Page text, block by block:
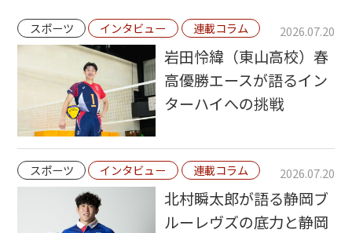
スポーツ インタビュー 連載コラム 2026.07.20
岩田怜緯（東山高校）春
高優勝エースが語るイン
ターハイへの挑戦
スポーツ インタビュー 連載コラム 2026.07.20
北村瞬太郎が語る静岡ブ
ルーレヴズの底力と静岡